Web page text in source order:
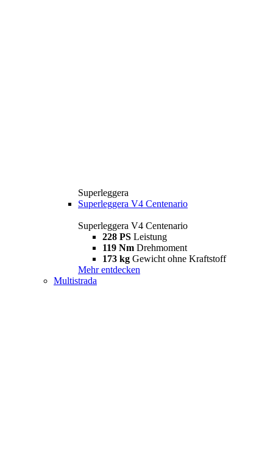
Superleggera
Superleggera V4 Centenario
Superleggera V4 Centenario
228 PS Leistung
119 Nm Drehmoment
173 kg Gewicht ohne Kraftstoff
Mehr entdecken
Multistrada